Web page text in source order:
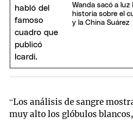
Wanda sacó a luz
historia sobre el
y la China Suárez
“Los análisis de sangre
muy alto los glóbulos